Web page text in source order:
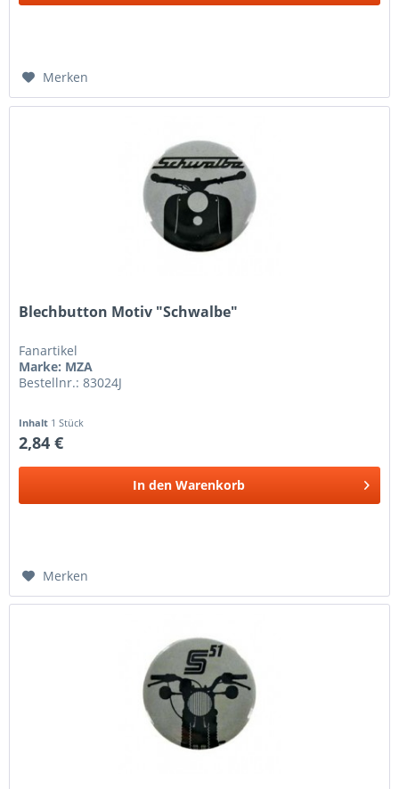
Merken
Blechbutton Motiv "Schwalbe"
Fanartikel
Marke: MZA
Bestellnr.: 83024J
Inhalt 1 Stück
2,84 €
In den Warenkorb
Merken